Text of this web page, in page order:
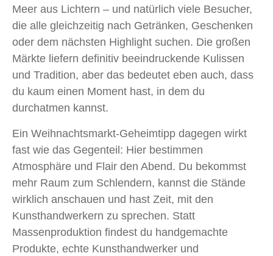
Meer aus Lichtern – und natürlich viele Besucher,
die alle gleichzeitig nach Getränken, Geschenken
oder dem nächsten Highlight suchen. Die großen
Märkte liefern definitiv beeindruckende Kulissen
und Tradition, aber das bedeutet eben auch, dass
du kaum einen Moment hast, in dem du
durchatmen kannst.
Ein Weihnachtsmarkt-Geheimtipp dagegen wirkt
fast wie das Gegenteil: Hier bestimmen
Atmosphäre und Flair den Abend. Du bekommst
mehr Raum zum Schlendern, kannst die Stände
wirklich anschauen und hast Zeit, mit den
Kunsthandwerkern zu sprechen. Statt
Massenproduktion findest du handgemachte
Produkte, echte Kunsthandwerker und